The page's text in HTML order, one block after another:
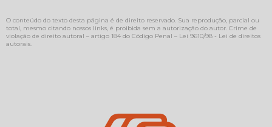
O conteúdo do texto desta página é de direito reservado. Sua reprodução, parcial ou
total, mesmo citando nossos links, é proibida sem a autorização do autor. Crime de
violação de direito autoral – artigo 184 do Código Penal – Lei 9610/98 - Lei de direitos
autorais.